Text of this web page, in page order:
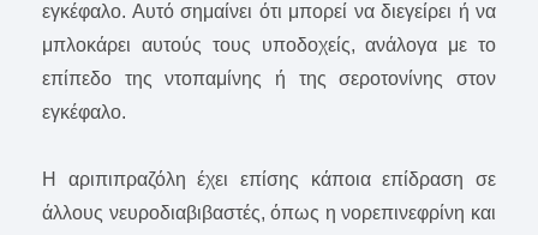
εγκέφαλο. Αυτό σημαίνει ότι μπορεί να διεγείρει ή να
μπλοκάρει αυτούς τους υποδοχείς, ανάλογα με το
επίπεδο της ντοπαμίνης ή της σεροτονίνης στον
εγκέφαλο.
Η αριπιπραζόλη έχει επίσης κάποια επίδραση σε
άλλους νευροδιαβιβαστές, όπως η νορεπινεφρίνη και